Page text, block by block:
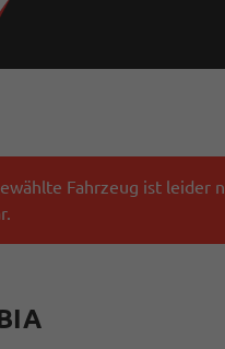
Fahrzeug ist leider